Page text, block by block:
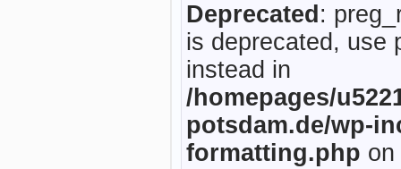
Deprecated :
is deprecated, use
instead in
/homepages/
potsdam.de/wp-
formatting.php